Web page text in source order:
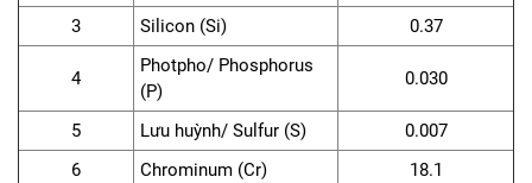
3
Silicon (Si) 0.37
4
Photpho/ Phosphorus
(P)
0.030
5 Lưu huỳnh/ Sulfur (S)
0.007
6
Chrominum (Cr)
18.1